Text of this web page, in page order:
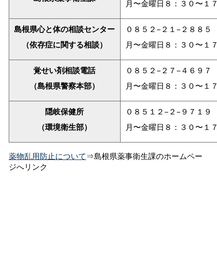
月〜金曜日８：３０〜１
島根県心と体の相談センター
（依存症に関する相談）
０８５２−２１−２８８５
月〜金曜日８：３０〜１
覚せい剤相談電話
（島根県警察本部）
０８５２−２７−４６９７
月〜金曜日８：３０〜１
隠岐保健所
（環境衛生部）
０８５１２−２−９７１９
月〜金曜日８：３０〜１
薬物乱用防止について⇒島根県薬事衛生課のホームペー
ジへリンク